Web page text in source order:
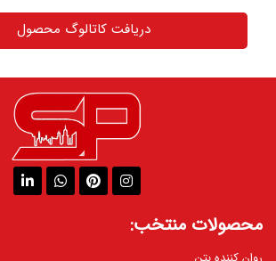
دریافت کاتالوگ محصول
محصولات منتخب: